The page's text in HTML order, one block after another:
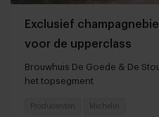
Exclusief
voor de upperclass
Brouwhuis De Goede & De
het topsegment
Producenten Michelin